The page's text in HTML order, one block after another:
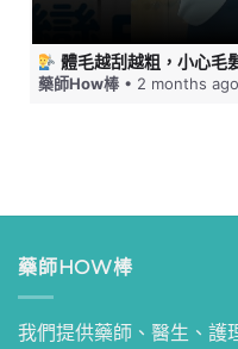
體毛越刮越粗，小心毛髮倒
藥師How棒 • 2 months ago
藥師HOW棒
我們提供藥師、醫生、護